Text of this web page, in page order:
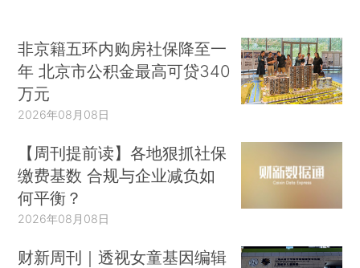
非京籍五环内购房社保降至一
年 北京市公积金最高可贷340
万元
2026年08月08日
【周刊提前读】各地狠抓社保
缴费基数 合规与企业减负如
何平衡？
2026年08月08日
财新周刊｜透视女童基因编辑